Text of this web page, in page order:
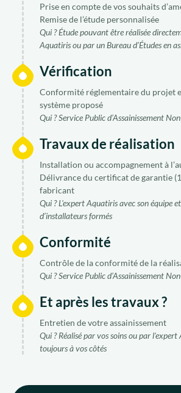
Qui sommes-nous ?
Nous rejoindre
FR
Trouver un expert
Prise en compte de vos souhaits
Remise de l’étude personnalisée
Qui ? Étude pouvant être réalisée
Aquatiris ou par un Bureau d’Études en
Vérification
Conformité réglementaire du projet
système proposé
Qui ? Service Public d’Assainissement
Travaux de réalisation
Installation ou accompagnement à
Délivrance du certificat de garantie
fabricant
Qui ? L'expert Aquatiris avec son équipe
d’installateurs formés
Conformité
Contrôle de la conformité de la
Qui ? Service Public d’Assainissement
Et après les travaux ?
Entretien de votre assainissement
Qui ? Réalisé par vos soins ou par
toujours à vos côtés